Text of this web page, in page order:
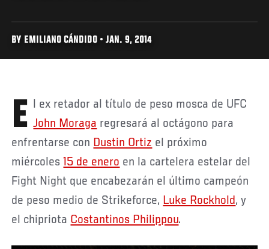
BY EMILIANO CÁNDIDO • JAN. 9, 2014
El ex retador al título de peso mosca de UFC
John Moraga regresará al octágono para
enfrentarse con Dustin Ortiz el próximo
miércoles15 de enero en la cartelera estelar del
Fight Night que encabezarán el último campeón
de peso medio de Strikeforce, Luke Rockhold, y
el chipriota Costantinos Philippou.